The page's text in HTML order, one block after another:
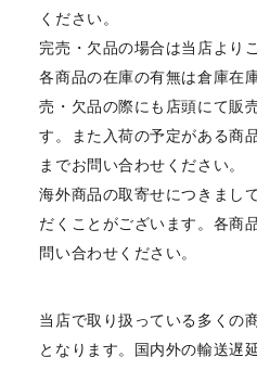
ください。
完売・欠品の場合は当店より
各商品の在庫の有無は倉庫在
売・欠品の際にも店頭にて販
す。また入荷の予定がある商
までお問い合わせください。
海外商品の取寄せにつきまし
だくことがございます。各商
問い合わせください。
当店で取り扱っている多くの
となります。国内外の輸送遅